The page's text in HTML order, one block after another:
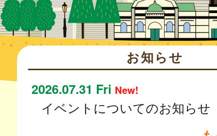
お知らせ
2026.07.31 Fri New!
イベントについてのお知らせ